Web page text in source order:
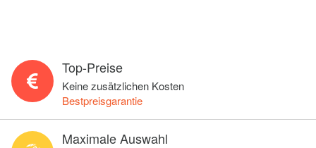
Top-Preise
Keine zusätzlichen Kosten
Bestpreisgarantie
Maximale Auswahl